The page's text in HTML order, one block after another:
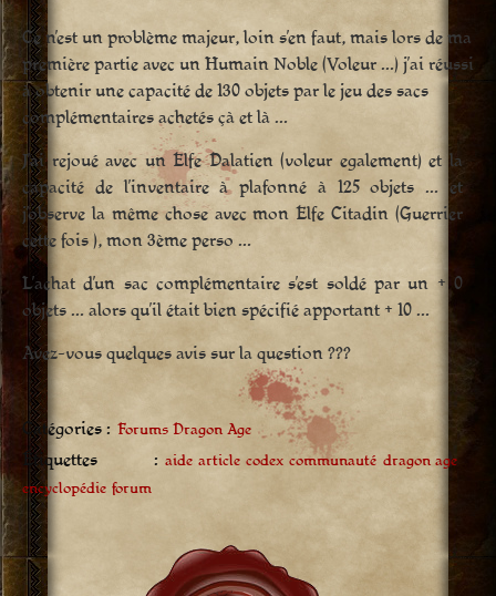
Ce n’est un problème majeur, loin s’en faut, mais lors de ma
première partie avec un Humain Noble (Voleur …) j’ai réussi
à obtenir une capacité de 130 objets par le jeu des sacs
complémentaires achetés çà et là …
J’ai rejoué avec un Elfe Dalatien (voleur egalement) et la
capacité de l’inventaire à plafonné à 125 objets … et
j’observe la même chose avec mon Elfe Citadin (Guerrier
cette fois ), mon 3ème perso …
L’achat d’un sac complémentaire s’est soldé par un + 0
objets … alors qu’il était bien spécifié apportant + 10 …
Avez-vous quelques avis sur la question ???
Catégories : Forums Dragon Age
Étiquettes : aide article codex communauté dragon age
encyclopédie forum